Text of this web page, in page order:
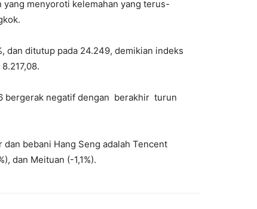
menyoroti kelemahan yang terus-
dan ditutup pada 24.249, demikian indeks
bergerak negatif dengan berakhir turun
bebani Hang Seng adalah Tencent
dan Meituan (-1,1%).